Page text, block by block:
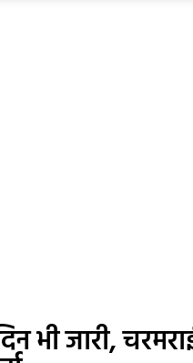
भी जारी,